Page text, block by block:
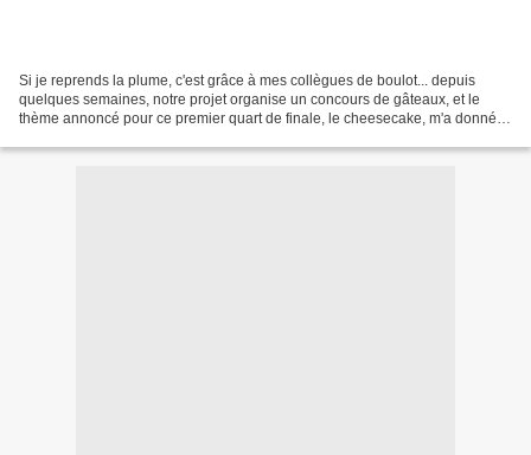
Si je reprends la plume, c'est grâce à mes collègues de boulot... depuis
quelques semaines, notre projet organise un concours de gâteaux, et le
thème annoncé pour ce premier quart de finale, le cheesecake, m'a donné